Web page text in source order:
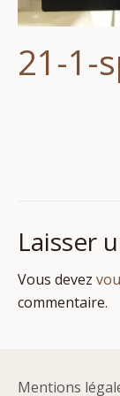
21-1-
Laisser
Vous devez
commentaire.
Mentions